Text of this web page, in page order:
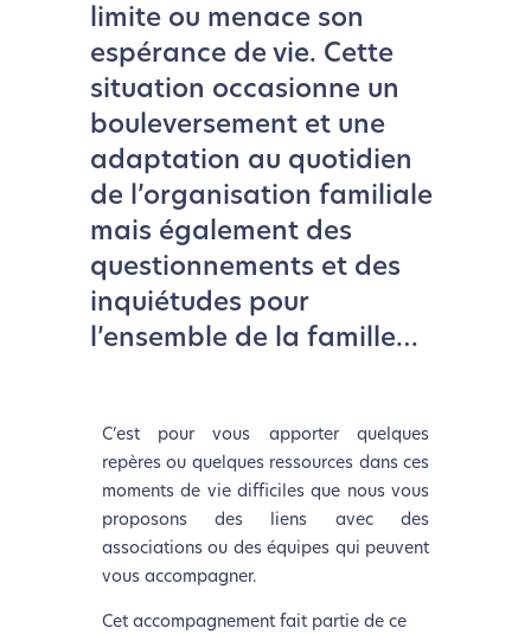
limite ou menace son
espérance de vie. Cette
situation occasionne un
bouleversement et une
adaptation au quotidien
de l’organisation familiale
mais également des
questionnements et des
inquiétudes pour
l’ensemble de la famille…
C’est pour vous apporter quelques
repères ou quelques ressources dans ces
moments de vie difficiles que nous vous
proposons des liens avec des
associations ou des équipes qui peuvent
vous accompagner.
Cet accompagnement fait partie de ce